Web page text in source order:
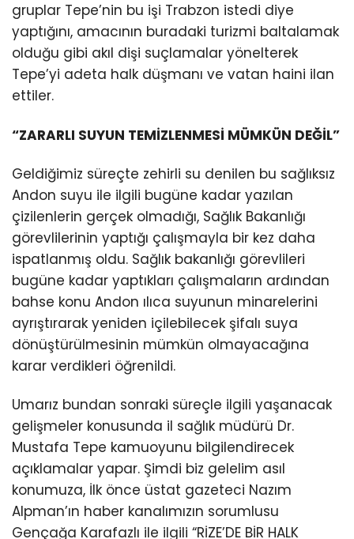
gruplar Tepe’nin bu işi Trabzon istedi diye
yaptığını, amacının buradaki turizmi baltalamak
olduğu gibi akıl dişi suçlamalar yönelterek
Tepe’yi adeta halk düşmanı ve vatan haini ilan
ettiler.
“ZARARLI SUYUN TEMİZLENMESİ MÜMKÜN DEĞİL”
Geldiğimiz süreçte zehirli su denilen bu sağlıksız
Andon suyu ile ilgili bugüne kadar yazılan
çizilenlerin gerçek olmadığı, Sağlık Bakanlığı
görevlilerinin yaptığı çalışmayla bir kez daha
ispatlanmış oldu. Sağlık bakanlığı görevlileri
bugüne kadar yaptıkları çalışmaların ardından
bahse konu Andon ılıca suyunun minarelerini
ayrıştırarak yeniden içilebilecek şifalı suya
dönüştürülmesinin mümkün olmayacağına
karar verdikleri öğrenildi.
Umarız bundan sonraki süreçle ilgili yaşanacak
gelişmeler konusunda il sağlık müdürü Dr.
Mustafa Tepe kamuoyunu bilgilendirecek
açıklamalar yapar. Şimdi biz gelelim asıl
konumuza, İlk önce üstat gazeteci Nazım
Alpman’ın haber kanalımızın sorumlusu
Gençağa Karafazlı ile ilgili “RİZE’DE BİR HALK